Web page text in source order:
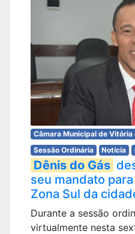
Câmara Municipal de Vitória
Sessão Ordinária
Notícia
Dênis do Gás
seu mandato
Zona Sul da
Durante a sessão
virtualmente nesta